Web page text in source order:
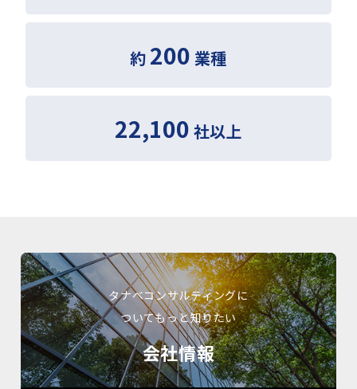
約 200 業種
22,100 社以上
タナベコンサルティングに
ついてもっと知りたい
会社情報